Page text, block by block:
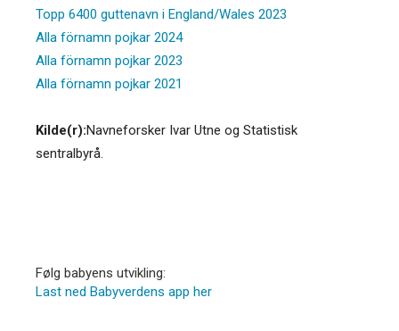
Topp 6400 guttenavn i England/Wales 2023
Alla förnamn pojkar 2024
Alla förnamn pojkar 2023
Alla förnamn pojkar 2021
Kilde(r):Navneforsker Ivar Utne og Statistisk
sentralbyrå.
Følg babyens utvikling:
Last ned Babyverdens app her